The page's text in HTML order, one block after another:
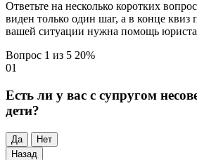
Ответьте на несколько коротких
виден только один шаг, а в конце квиз
вашей ситуации нужна помощь
Вопрос 1 из 5 20%
01
Есть ли у вас с супругом
дети?
Да
Нет
Назад